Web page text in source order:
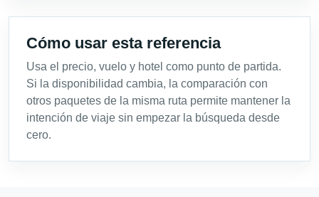
Cómo usar esta referencia
Usa el precio, vuelo y hotel como punto de partida.
Si la disponibilidad cambia, la comparación con
otros paquetes de la misma ruta permite mantener la
intención de viaje sin empezar la búsqueda desde
cero.